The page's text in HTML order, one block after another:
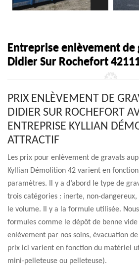
Entreprise enlèvement de
Didier Sur Rochefort
PRIX ENLÈVEMENT DE
DIDIER SUR ROCHEFORT
ENTREPRISE KYLLIAN
ATTRACTIF
Les prix pour enlèvement de gravats
Kyllian Démolition 42 varient en
paramètres. Il y a d’abord le type de
trois catégories : inerte, non-
le volume. Il y a la formule utilisée.
formules comme le dépôt de benne
enlèvement par nos soins, évacuation
prix ici varient en fonction du matériel
mini-pelleteuse ou pelleteuse).